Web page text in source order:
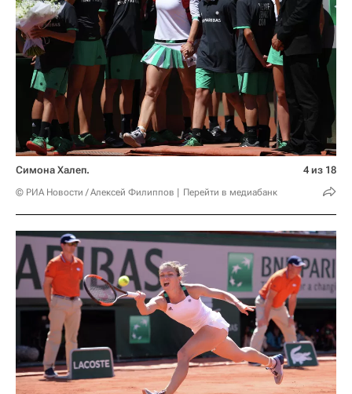
Симона Халеп.
© РИА Новости / Алексей Филиппов Перейти в медиабанк
4 из 18